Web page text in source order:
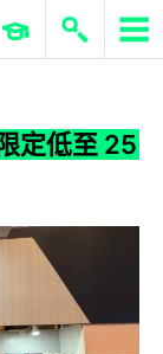
ERP 與商業 AI
定低至 25